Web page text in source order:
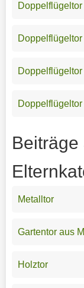
Doppelflügeltor
Doppelflügeltor
Doppelflügeltor
Beiträge
Metalltor
Gartentor aus
Holztor